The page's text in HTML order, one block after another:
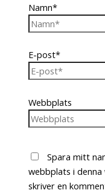
Namn*
E-post*
Webbplats
Spara mitt
webbplats i
skriver en